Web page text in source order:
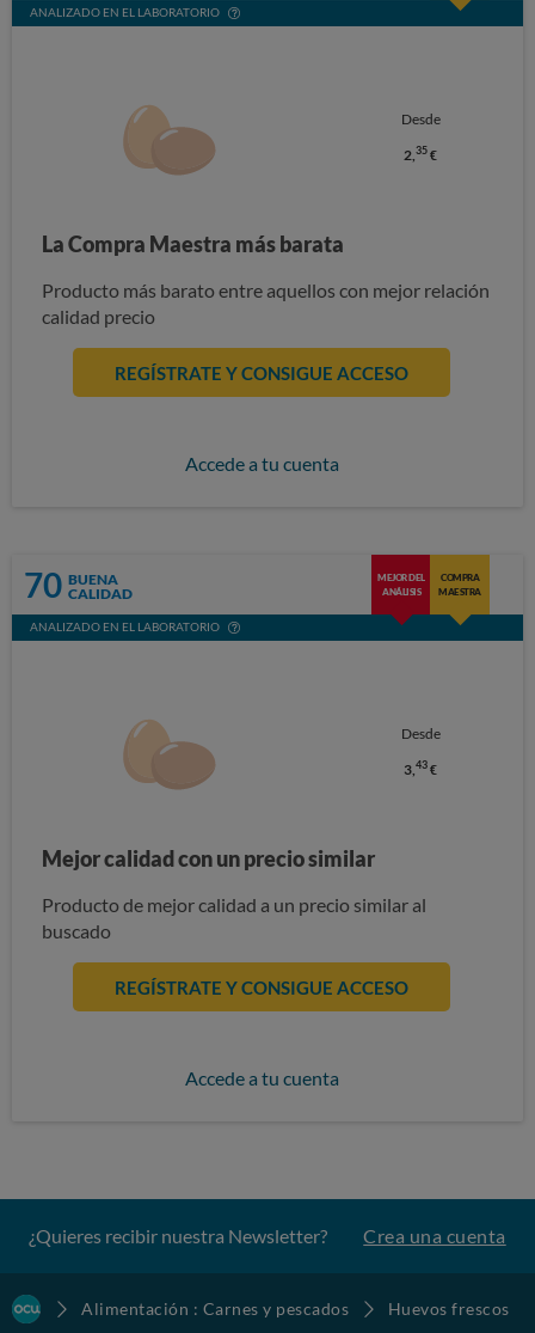
ANALIZADO EN EL LABORATORIO
Desde
2,35 €
La Compra Maestra más barata
Producto más barato entre aquellos con mejor relación
calidad precio
REGÍSTRATE Y CONSIGUE ACCESO
Accede a tu cuenta
70 BUENA
CALIDAD
MEJOR DEL
ANÁLISIS
COMPRA
MAESTRA
ANALIZADO EN EL LABORATORIO
Desde
3,43 €
Mejor calidad con un precio similar
Producto de mejor calidad a un precio similar al
buscado
REGÍSTRATE Y CONSIGUE ACCESO
Accede a tu cuenta
¿Quieres recibir nuestra Newsletter? Crea una cuenta
Alimentación : Carnes y pescados
Huevos frescos